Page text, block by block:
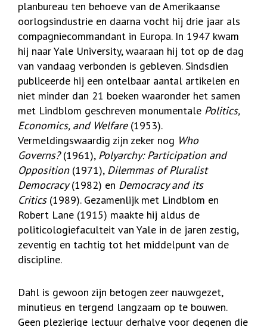
planbureau ten behoeve van de Amerikaanse
oorlogsindustrie en daarna vocht hij drie jaar als
compagniecommandant in Europa. In 1947 kwam
hij naar Yale University, waaraan hij tot op de dag
van vandaag verbonden is gebleven. Sindsdien
publiceerde hij een ontelbaar aantal artikelen en
niet minder dan 21 boeken waaronder het samen
met Lindblom geschreven monumentale Politics,
Economics, and Welfare(1953).
Vermeldingswaardig zijn zeker nog Who
Governs?(1961), Polyarchy: Participation and
Opposition(1971), Dilemmas of Pluralist
Democracy(1982) en Democracy and its
Critics(1989). Gezamenlijk met Lindblom en
Robert Lane (1915) maakte hij aldus de
politicologiefaculteit van Yale in de jaren zestig,
zeventig en tachtig tot het middelpunt van de
discipline.
Dahl is gewoon zijn betogen zeer nauwgezet,
minutieus en tergend langzaam op te bouwen.
Geen plezierige lectuur derhalve voor degenen die